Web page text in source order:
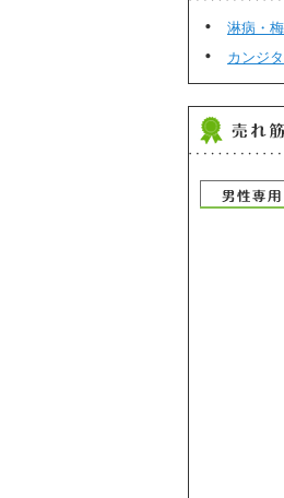
淋病・
カンジ